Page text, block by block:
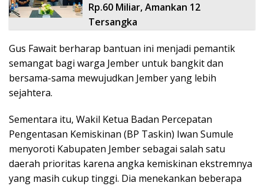
Rp.60 Miliar, Amankan 12
Tersangka
Gus Fawait berharap bantuan ini menjadi pemantik
semangat bagi warga Jember untuk bangkit dan
bersama-sama mewujudkan Jember yang lebih
sejahtera.
Sementara itu, Wakil Ketua Badan Percepatan
Pengentasan Kemiskinan (BP Taskin) Iwan Sumule
menyoroti Kabupaten Jember sebagai salah satu
daerah prioritas karena angka kemiskinan ekstremnya
yang masih cukup tinggi. Dia menekankan beberapa